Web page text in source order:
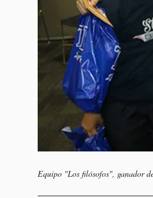
Equipo "Los filósofos", ganador